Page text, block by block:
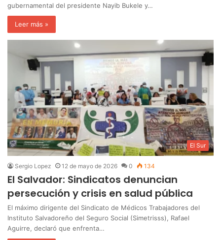
gubernamental del presidente Nayib Bukele y…
Leer más »
El Sur
Sergio Lopez 12 de mayo de 2026 0 134
El Salvador: Sindicatos denuncian
persecución y crisis en salud pública
El máximo dirigente del Sindicato de Médicos Trabajadores del
Instituto Salvadoreño del Seguro Social (Simetrisss), Rafael
Aguirre, declaró que enfrenta…